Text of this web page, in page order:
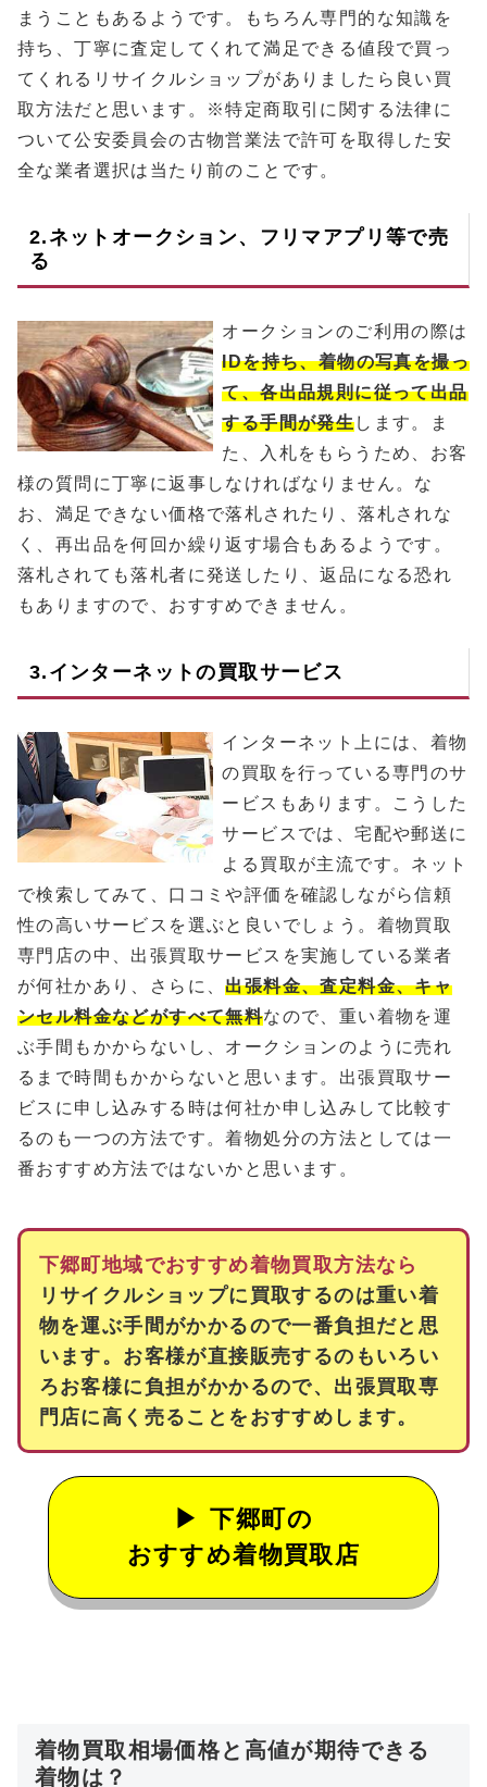
まうこともあるようです。もちろん専門的な知識を
持ち、丁寧に査定してくれて満足できる値段で買っ
てくれるリサイクルショップがありましたら良い買
取方法だと思います。※特定商取引に関する法律に
ついて公安委員会の古物営業法で許可を取得した安
全な業者選択は当たり前のことです。
2.ネットオークション、フリマアプリ等で売
る
オークションのご利用の際は
IDを持ち、着物の写真を撮っ
て、各出品規則に従って出品
する手間が発生します。ま
た、入札をもらうため、お客
様の質問に丁寧に返事しなければなりません。な
お、満足できない価格で落札されたり、落札されな
く、再出品を何回か繰り返す場合もあるようです。
落札されても落札者に発送したり、返品になる恐れ
もありますので、おすすめできません。
3.インターネットの買取サービス
インターネット上には、着物
の買取を行っている専門のサ
ービスもあります。こうした
サービスでは、宅配や郵送に
よる買取が主流です。ネット
で検索してみて、口コミや評価を確認しながら信頼
性の高いサービスを選ぶと良いでしょう。着物買取
専門店の中、出張買取サービスを実施している業者
が何社かあり、さらに、出張料金、査定料金、キャ
ンセル料金などがすべて無料なので、重い着物を運
ぶ手間もかからないし、オークションのように売れ
るまで時間もかからないと思います。出張買取サー
ビスに申し込みする時は何社か申し込みして比較す
るのも一つの方法です。着物処分の方法としては一
番おすすめ方法ではないかと思います。
下郷町地域でおすすめ着物買取方法なら
リサイクルショップに買取するのは重い着
物を運ぶ手間がかかるので一番負担だと思
います。お客様が直接販売するのもいろい
ろお客様に負担がかかるので、出張買取専
門店に高く売ることをおすすめします。
下郷町の
おすすめ着物買取店
着物買取相場価格と高値が期待できる
着物は？